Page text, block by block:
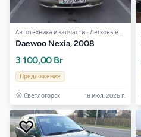
Автотехника и запчасти - Легковые авто
Daewoo Nexia, 2008
3 100,00 Br
Предложение
Светлогорск 18 июл. 2026 г.